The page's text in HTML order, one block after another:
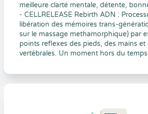
meilleure clarté mentale, détente,
- CELLRELEASE Rebirth ADN :
libération des mémoires trans-
sur le massage methamorphique) par
points reflexes des pieds, des mains et
vertébrales. Un moment hors du